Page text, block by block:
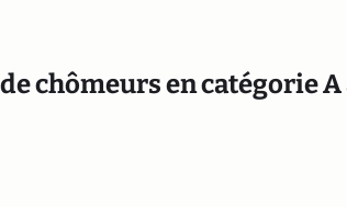
chômeurs en catégorie A